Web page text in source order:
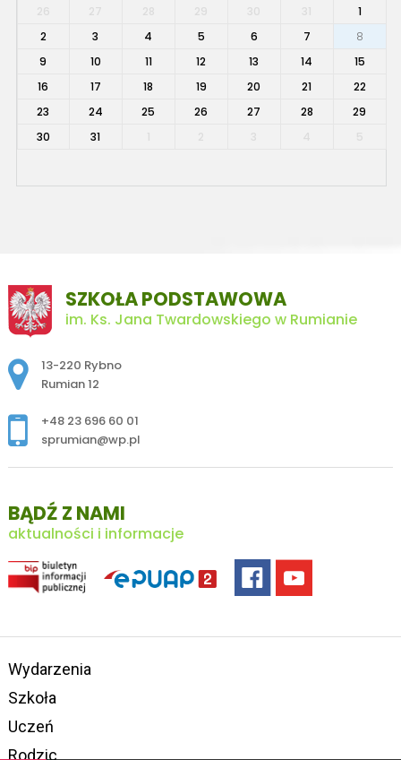
1
2
3 4 5 6 7
8
9
10 11 12 13 14
15
16
17 18 19 20 21
22
23
24 25 26 27 28
29
30
31
SZKOŁA PODSTAWOWA
im. Ks. Jana Twardowskiego w Rumianie
Adres pocztowy:
13-220 Rybno
Rumian 12
+48 23 696 60 01
sprumian@wp.pl
BĄDŹ Z NAMI
aktualności i informacje
Wydarzenia
Szkoła
Uczeń
Rodzic